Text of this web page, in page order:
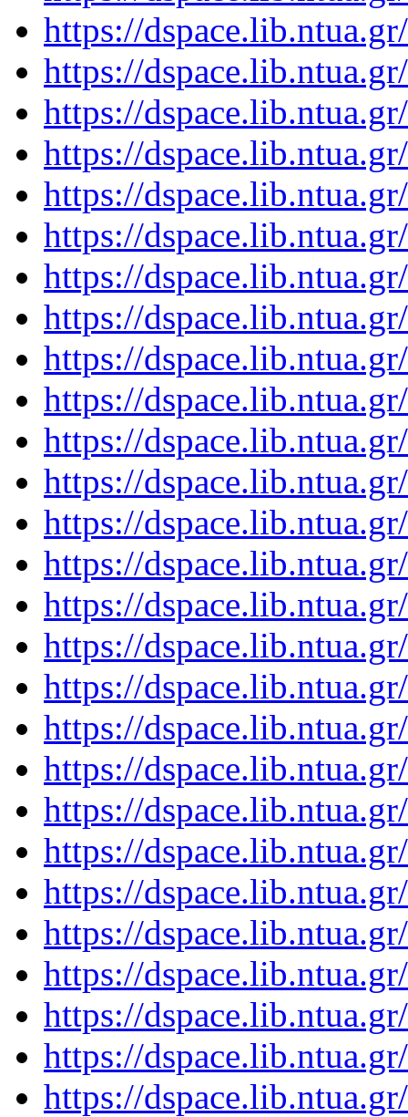
https://
https://
https://
https://
https://
https://
https://
https://
https://
https://
https://
https://
https://
https://
https://
https://
https://
https://
https://
https://
https://
https://
https://
https://
https://
https://
https://